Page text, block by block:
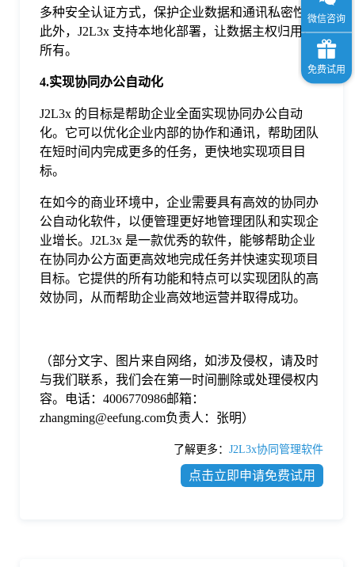
多种安全认证方式，保护企业数据和通讯私密性。
此外，J2L3x 支持本地化部署，让数据主权归用户
所有。
4.实现协同办公自动化
J2L3x 的目标是帮助企业全面实现协同办公自动
化。它可以优化企业内部的协作和通讯，帮助团队
在短时间内完成更多的任务，更快地实现项目目
标。
在如今的商业环境中，企业需要具有高效的协同办
公自动化软件，以便管理更好地管理团队和实现企
业增长。J2L3x 是一款优秀的软件，能够帮助企业
在协同办公方面更高效地完成任务并快速实现项目
目标。它提供的所有功能和特点可以实现团队的高
效协同，从而帮助企业高效地运营并取得成功。
（部分文字、图片来自网络，如涉及侵权，请及时
与我们联系，我们会在第一时间删除或处理侵权内
容。电话：4006770986邮箱：
zhangming@eefung.com负责人：张明）
了解更多： J2L3x协同管理软件
点击立即申请免费试用